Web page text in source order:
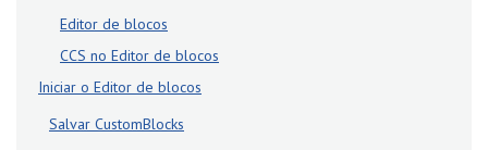
Editor de blocos
CCS no Editor de blocos
Iniciar o Editor de blocos
Salvar CustomBlocks